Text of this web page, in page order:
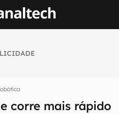
corre mais rápido
tecnologia em primeira